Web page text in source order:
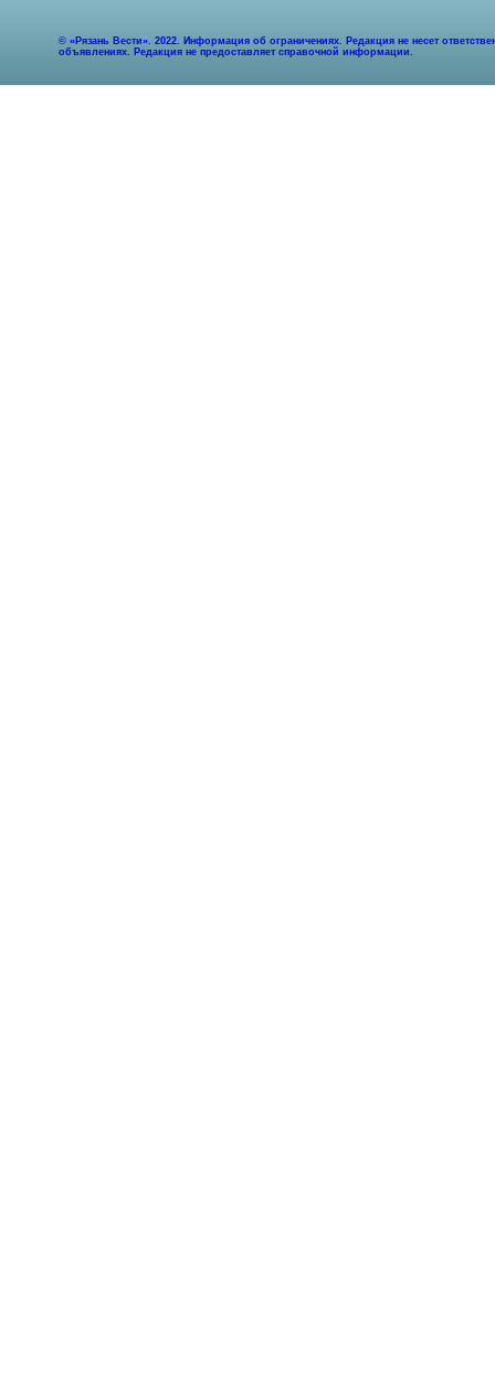
© «Рязань Вести». 2022. Информация об ограничениях. Редакция не несет
объявлениях. Редакция не предоставляет справочной информации.